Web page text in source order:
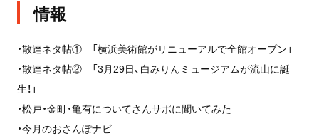
情報
・散達ネタ帖① 「横浜美術館がリニューアルで全館オープン」
・散達ネタ帖② 「3月29日、白みりんミュージアムが流山に誕
生！」
・松戸・金町・亀有についてさんサポに聞いてみた
・今月のおさんぽナビ